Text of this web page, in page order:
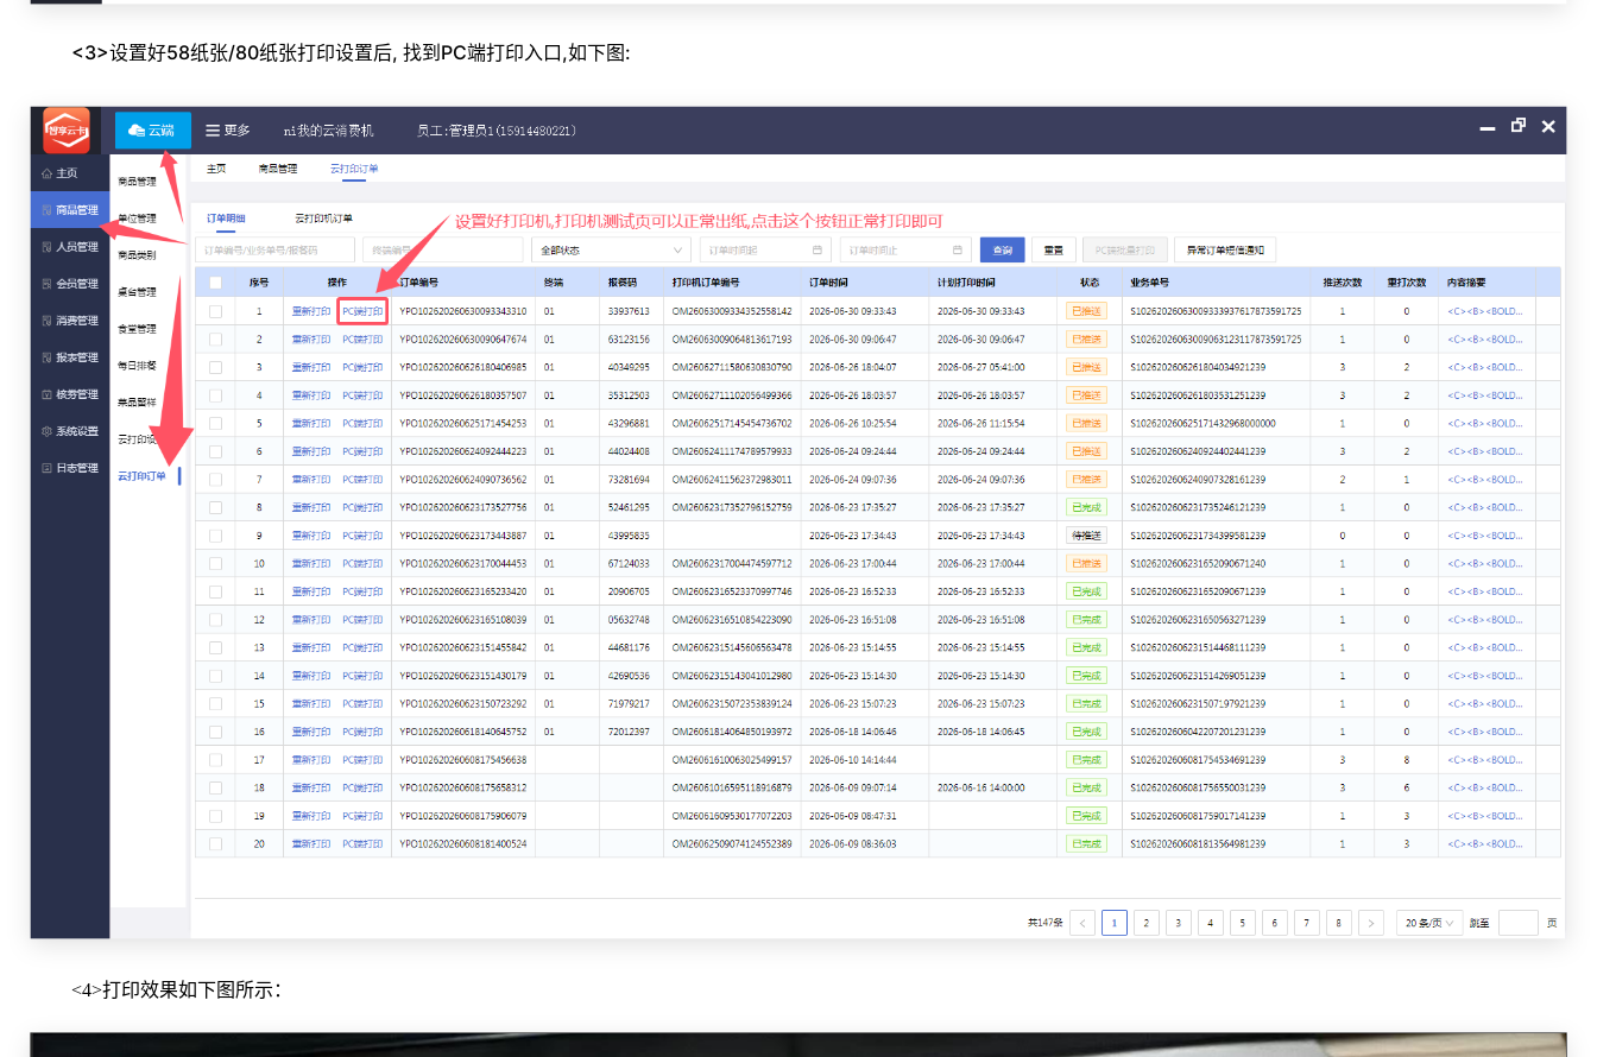
<3>设置好58纸张/80纸张打印设置后, 找到PC端打印入口,如下图:
<4>打印效果如下图所示：